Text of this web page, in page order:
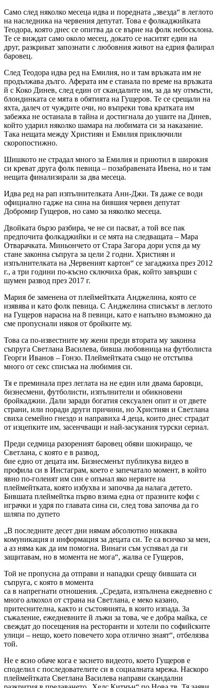
Само след няколко месеца идва и поредната „звезда“ в леглото
на наследника на червения депутат. Това е фолкаджийката
Теодора, която днес се опитва да се върне на фолк небосклона.
Те се виждат само около месец, докато се наситят един на
друг, разкриват запознати с любовния живот на едрия фалирал
баровец.
След Теодора идва ред на Емилия, но и там връзката им не
продължава дълго. Аферата им е станала по време на връзката
й с Коко Динев, след един от скандалите им, за да му отмъсти,
блондинката се мята в обятията на Гущеров. Те се срещали на
яхта, далеч от чуждите очи, но въпреки това кратката им
забежка не останала в тайна и достигнала до ушите на Динев,
който ударил няколко шамара на любимата си за наказание.
Така нещата между Християн и Емилия приключили
скоропостижно.
Шишкото не страдал много за Емилия и приютил в широкия
си креват друга фолк певица – позабравената Ивена, но и там
нещата финализирали за два месеца.
Идва ред на рап изпълнителката Анн-Джи. Тя даже се води
официално гадже на сина на бившия червен депутат
Добромир Гущеров, но само за няколко месеца.
Двойката бързо разбира, че не си пасват, а той все пак
предпочита фолкаджийки и се мята на следващата – Мара
Отварачката. Миньончето от Стара Загора дори успя да му
стане законна съпруга за цели 2 годни. Християн и
изпълнителката на „Червеният картон“ се загаджиха през 2012
г., а три години по-късно сключиха брак, който завърши с
шумен развод през 2017 г.
Мария бе заменена от плеймейтката Анджелина, която се
изявява и като фолк певица. С Анджелина списъкът в леглото
на Гущеров нарасна на 8 певици, като е напълно възможно да
сме пропуснали някоя от бройките му.
Това са по-известните му жени преди втората му законна
съпруга Светлана Василева, бивша любовница на футболиста
Георги Иванов – Гонзо. Плеймейтката също не отстъпва
много от секс списъка на любимия си.
Тя е преминала през леглата на не един или двама баровци,
бизнесмени, футболисти, изпълнители и обикновени
бройкаджии. Дали заради богатия сексуален опит и от двете
страни, или поради други причини, но Християн и Светлана
свиха семейно гнездо и направиха 4 деца, които днес страдат
от изцепките им, засенчващи и най-засукания турски сериал.
Преди седмица разореният баровец обяви шокиращо, че
Светлана, с която е в развод,
бие едно от децата им. Бизнесменът публикува видео в
профила си в Инстаграм, което е запечатало момент, в който
явно по-голеият им син е опънал яко нервите на
плеймейтката, която избухва и започва да налага детето.
Бившата плеймейтка първо взима една от празните кофи с
играчки и удря по главата сина си, след това започва да го
шляпа по дупето
„В последните десет дни нямам абсолютно никаква
комуникация и информация за децата си. Те са всичко за мен,
а аз няма как да им помогна. Винаги съм успявал да ги
защитавам, но в момента не мога“, жалва се Гущеров,
Той не пропусна да отправи и нападки срещу бившата си
съпруга, с която в момента
са в напрегнати отношения. „Средата, изпълнена ежедневно с
много алкохол от страна на Светлана, е меко казано,
притеснителна, както и състоянията, в които изпада. За
съжаление, ежедневните й лъжи за това, че е добра майка, се
свеждат до посещения на ресторанти и хотели по софийските
улици – нещо, което повечето хора отлично знаят“, отбелязва
той.
Не е ясно обаче кога е заснето видеото, което Гущеров е
споделил с последователите си в социалната мрежа. Наскоро
плеймейтката Светлана Василева направи скандални